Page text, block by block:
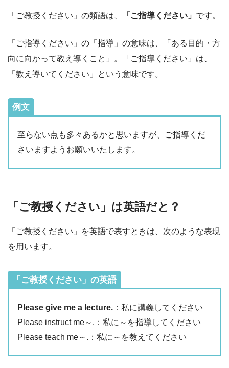
「ご教授ください」の類語は、 「ご指導ください」 です。
「ご指導ください」の「指導」の意味は、「ある目的・方
向に向かって教え導くこと」。「ご指導ください」は、
「教え導いてください」という意味です。
例文
至らない点も多々あるかと思いますが、ご指導くだ
さいますようお願いいたします。
「ご教授ください」は英語だと？
「ご教授ください」を英語で表すときは、次のような表現
を用います。
「ご教授ください」の英語
Please give me a lecture. ：私に講義してください
Please instruct me～.：私に～を指導してください
Please teach me～.：私に～を教えてください